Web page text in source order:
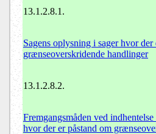
13.1.2.8.1.
Sagens oplysning i sager hvor der
grænseoverskridende handlinger
13.1.2.8.2.
Fremgangsmåden ved
hvor der er påstand om